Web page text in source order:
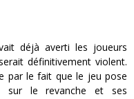
déjà averti les joueurs
définitivement violent.
par le fait que le jeu pose
sur le revanche et ses